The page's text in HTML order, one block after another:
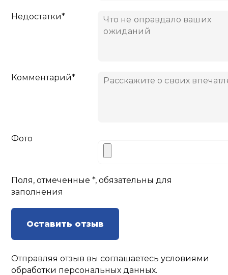
Недостатки*
Комментарий*
Фото
Поля, отмеченные *, обязательны для
заполнения
Оставить отзыв
Отправляя отзыв вы соглашаетесьусловиями
обработки персональных данных.